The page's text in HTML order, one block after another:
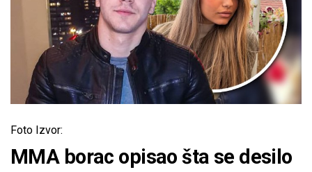
Foto Izvor:
MMA borac opisao šta se desilo